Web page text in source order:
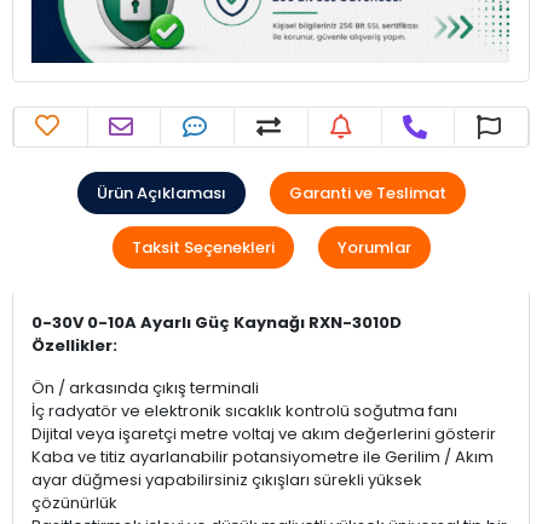
Ürün Açıklaması Garanti ve Teslimat
Taksit Seçenekleri Yorumlar
0-30V 0-10A Ayarlı Güç Kaynağı RXN-3010D
Özellikler:
Ön / arkasında çıkış terminali
İç radyatör ve elektronik sıcaklık kontrolü soğutma fanı
Dijital veya işaretçi metre voltaj ve akım değerlerini gösterir
Kaba ve titiz ayarlanabilir potansiyometre ile Gerilim / Akım
ayar düğmesi yapabilirsiniz çıkışları sürekli yüksek
çözünürlük